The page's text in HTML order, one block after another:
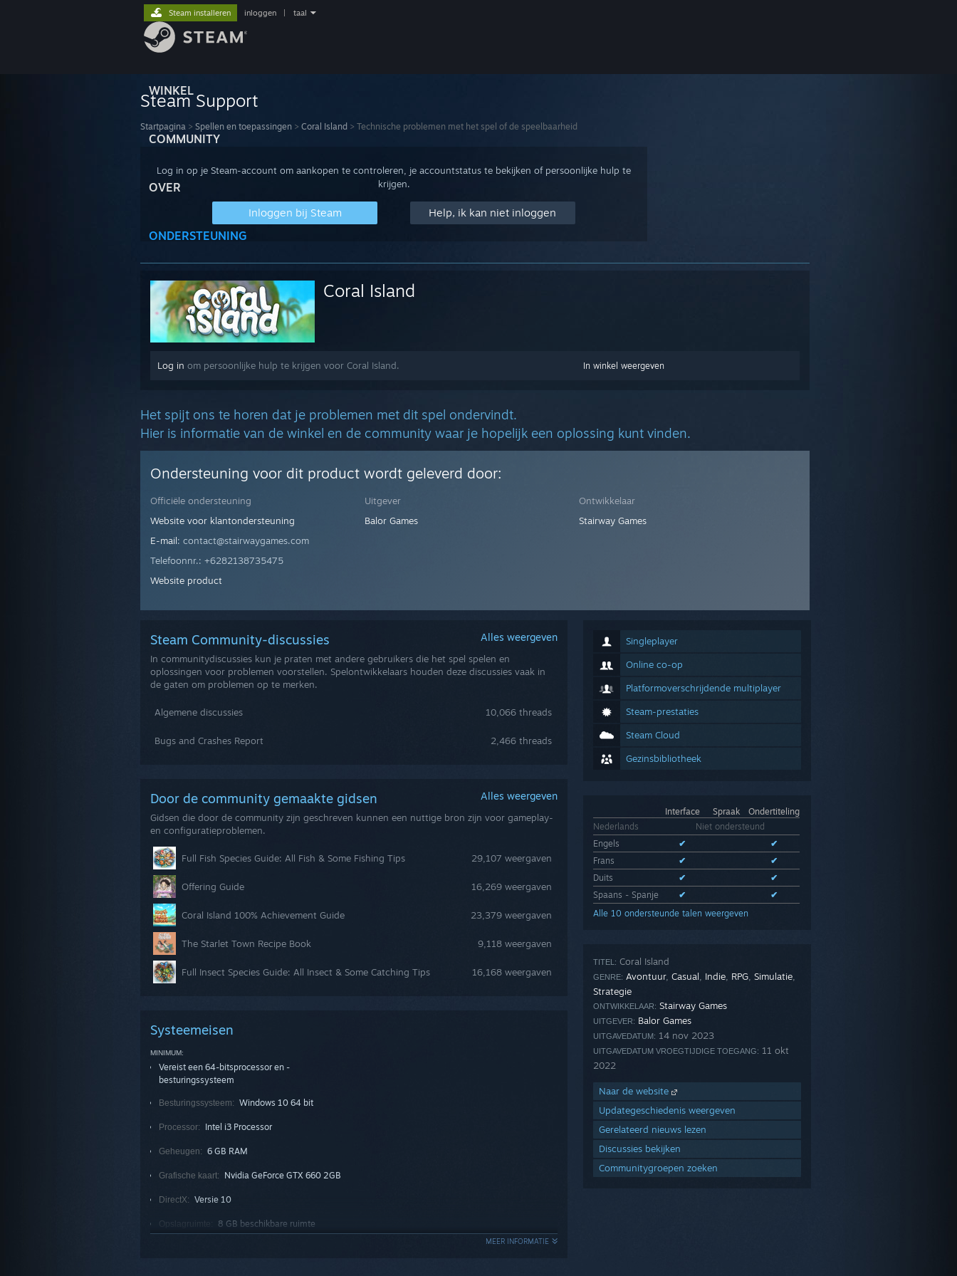
WINKEL
COMMUNITY
OVER
ONDERSTEUNING
Steam installeren inloggen taal
Steam Support
Startpagina > Spellen en toepassingen > Coral Island > Technische problemen met het spel of de speelbaarheid
Log in op je Steam-account om aankopen te controleren, je accountstatus te bekijken of persoonlijke hulp te
krijgen.
Inloggen bij Steam Help, ik kan niet inloggen
Coral Island
In winkel weergeven
Log in om persoonlijke hulp te krijgen voor Coral Island.
Het spijt ons te horen dat je problemen met dit spel ondervindt.
Hier is informatie van de winkel en de community waar je hopelijk een oplossing kunt vinden.
Ondersteuning voor dit product wordt geleverd door:
Officiële ondersteuning
Website voor klantondersteuning
E-mail: contact@stairwaygames.com
Telefoonnr.: +6282138735475
Website product
Uitgever
Balor Games
Ontwikkelaar
Stairway Games
Singleplayer
Online co-op
Platformoverschrijdende multiplayer
Steam-prestaties
Steam Cloud
Gezinsbibliotheek
Interface Spraak
Ondertiteling
Nederlands
Niet ondersteund
Engels
✔
✔
Frans
✔
✔
Duits
✔
✔
Spaans - Spanje
✔
✔
Alle 10 ondersteunde talen weergeven
TITEL: Coral Island
GENRE: Avontuur, Casual Indie RPG Simulatie
Strategie
ONTWIKKELAAR: Stairway Games
UITGEVER: Balor Games
UITGAVEDATUM: 14 nov 2023
UITGAVEDATUM VROEGTIJDIGE TOEGANG: 11 okt
2022
Naar de website
Updategeschiedenis weergeven
Gerelateerd nieuws lezen
Discussies bekijken
Communitygroepen zoeken
Steam Community-discussies Alles weergeven
In communitydiscussies kun je praten met andere gebruikers die het spel spelen en
oplossingen voor problemen voorstellen. Spelontwikkelaars houden deze discussies vaak in
de gaten om problemen op te merken.
10,066 threads
Algemene discussies
2,466 threads
Bugs and Crashes Report
Door de community gemaakte gidsen Alles weergeven
Gidsen die door de community zijn geschreven kunnen een nuttige bron zijn voor gameplay-
en configuratieproblemen.
29,107 weergaven
Full Fish Species Guide: All Fish & Some Fishing Tips
16,269 weergaven
Offering Guide
23,379 weergaven
Coral Island 100% Achievement Guide
9,118 weergaven
The Starlet Town Recipe Book
16,168 weergaven
Full Insect Species Guide: All Insect & Some Catching Tips
Systeemeisen
MINIMUM:
Vereist een 64-bitsprocessor en -
besturingssysteem
Besturingssysteem: Windows 10 64 bit
Processor: Intel i3 Processor
Geheugen: 6 GB RAM
Grafische kaart: Nvidia GeForce GTX 660 2GB
DirectX: Versie 10
Opslagruimte: 8 GB beschikbare ruimte
MEER INFORMATIE